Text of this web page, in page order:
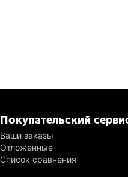
Покупательский
Ваши заказы
Отложенные
Список сравнения